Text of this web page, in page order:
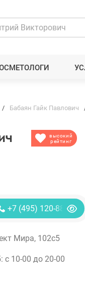
Бабаян Гайк Павлович
высокий
рейтинг
+7 (495) 120-88-85
Мира, 102с5
с 10-00 до 20-00